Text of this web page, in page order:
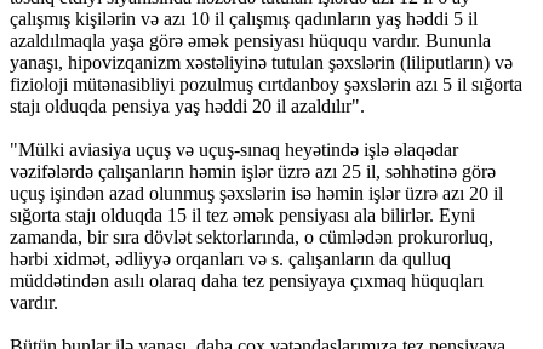
çalışmış kişilərin və azı 10 il çalışmış qadınların yaş həddi 5 il
azaldılmaqla yaşa görə əmək pensiyası hüququ vardır. Bununla
yanaşı, hipovizqanizm xəstəliyinə tutulan şəxslərin (liliputların) və
fizioloji mütənasibliyi pozulmuş cırtdanboy şəxslərin azı 5 il sığorta
stajı olduqda pensiya yaş həddi 20 il azaldılır".
"Mülki aviasiya uçuş və uçuş-sınaq heyətində işlə əlaqədar
vəzifələrdə çalışanların həmin işlər üzrə azı 25 il, səhhətinə görə
uçuş işindən azad olunmuş şəxslərin isə həmin işlər üzrə azı 20 il
sığorta stajı olduqda 15 il tez əmək pensiyası ala bilirlər. Eyni
zamanda, bir sıra dövlət sektorlarında, o cümlədən prokurorluq,
hərbi xidmət, ədliyyə orqanları və s. çalışanların da qulluq
müddətindən asılı olaraq daha tez pensiyaya çıxmaq hüquqları
vardır.